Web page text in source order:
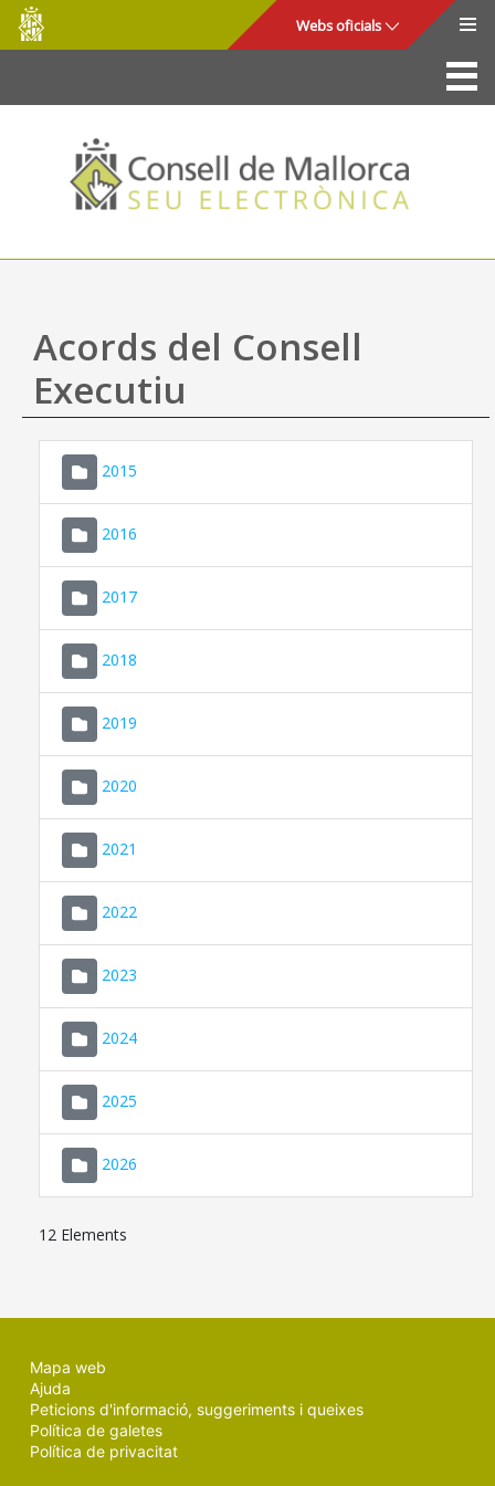
Salta al contingut principal
Consell
de
Mallorca
Webs oficials
La Seu
Consell de Mallorca
Accés i seguretat
Utilitats
Ajuda
Acords del Consell
Executiu
2015
2016
2017
2018
2019
2020
2021
2022
2023
2024
2025
2026
12 Elements
Mapa web
Ajuda
Peticions d'informació, suggeriments i queixes
Política de galetes
Política de privacitat